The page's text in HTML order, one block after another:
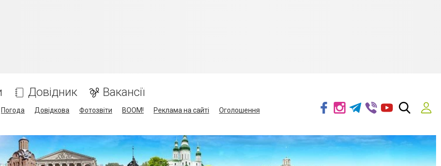
Довідник Вакансії
Погода Довідкова Фотозвіти BOOM! Реклама на сайті Оголошення